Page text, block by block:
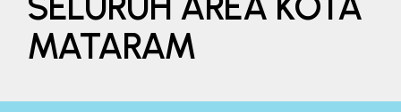
MATARAM